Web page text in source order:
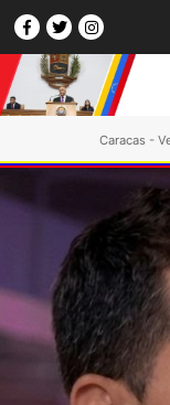
Caracas -